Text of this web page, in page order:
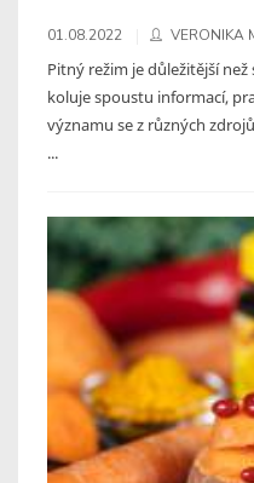
01.08.2022 VERONIKA
Pitný režim je důležitější
koluje spoustu informací,
významu se z různých
...